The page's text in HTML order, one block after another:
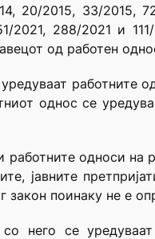
20/2015, 33/2015,
2021, 288/2021 и
од работен
работните
однос се
работните односи на
јавните
закон поинаку не е
него се